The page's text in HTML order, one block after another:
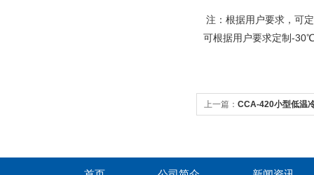
注：根据用户要求，可
可根据用户要求定制-
上一篇： CCA-420小型低温